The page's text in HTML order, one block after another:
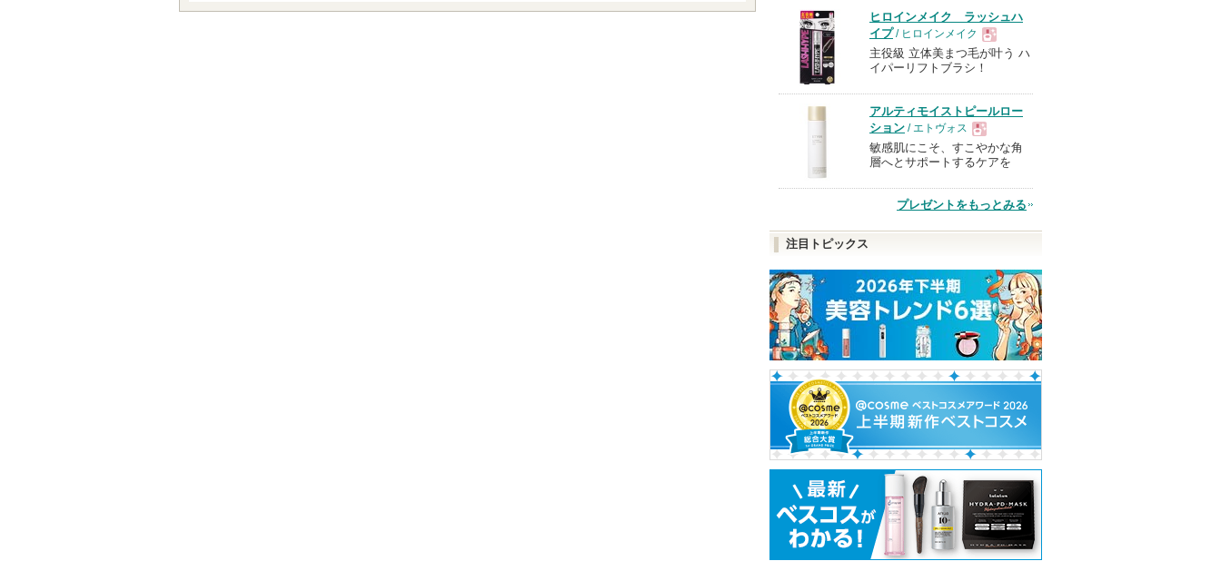
り
登
録
さ
れ
い
す
ヒロインメイク ラッシュハ
イプ/ ヒロインメイク
現
品
主役級 立体美まつ毛が叶う ハ
イパーリフトブラシ！
アルティモイストピールロー
ション / エトヴォス
現
品
敏感肌にこそ、すこやかな角
層へとサポートするケアを
プレゼントをもっとみる
注目トピックス